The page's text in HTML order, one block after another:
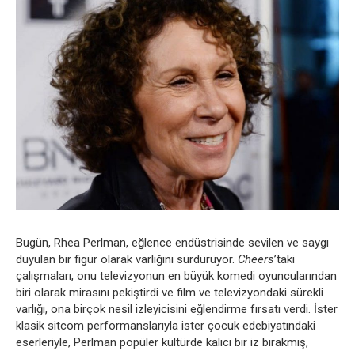
Bugün, Rhea Perlman, eğlence endüstrisinde sevilen ve saygı
duyulan bir figür olarak varlığını sürdürüyor. Cheers’taki
çalışmaları, onu televizyonun en büyük komedi oyuncularından
biri olarak mirasını pekiştirdi ve film ve televizyondaki sürekli
varlığı, ona birçok nesil izleyicisini eğlendirme fırsatı verdi. İster
klasik sitcom performanslarıyla ister çocuk edebiyatındaki
eserleriyle, Perlman popüler kültürde kalıcı bir iz bırakmış,